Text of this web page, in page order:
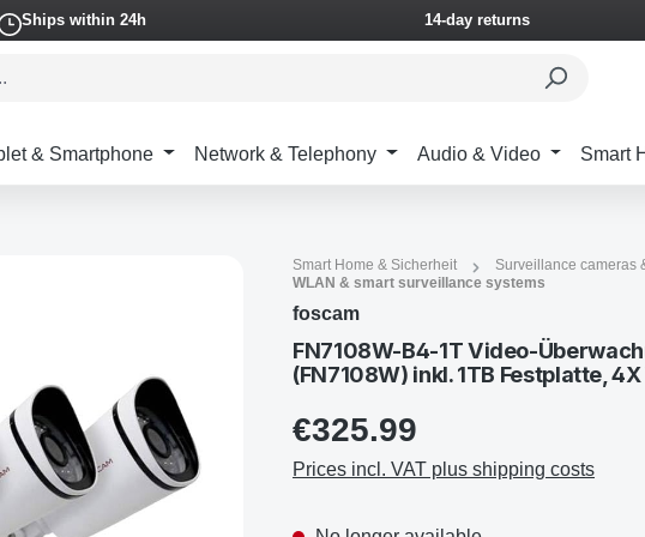
Ships within 24h 14-day returns
& Smartphone Network & Telephony Audio & Video Smart
Smart Home & Sicherheit
Surveillance cameras
WLAN & smart surveillance systems
foscam
FN7108W-B4-1T Video-
(FN7108W) inkl. 1TB Festplatte,
€325.99
Prices incl. VAT plus shipping costs